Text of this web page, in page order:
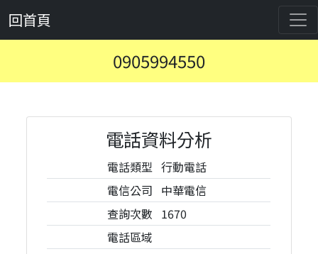
回首頁
0905994550
電話資料分析
電話類型 行動電話
電信公司 中華電信
查詢次數 1670
電話區域